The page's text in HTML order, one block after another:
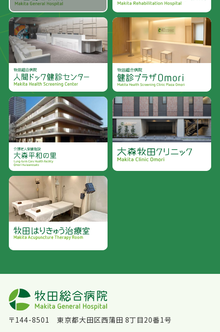
〒144-8501 東京都大田区西蒲田 8丁目20番1号